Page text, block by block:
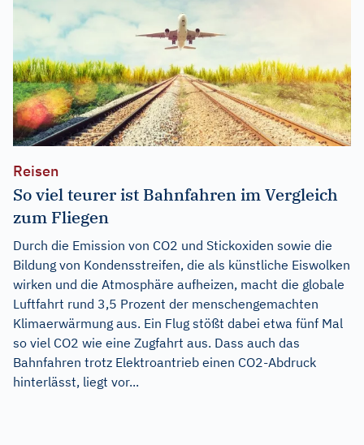
Reisen
So viel teurer ist Bahnfahren im Vergleich
zum Fliegen
Durch die Emission von CO2 und Stickoxiden sowie die
Bildung von Kondensstreifen, die als künstliche Eiswolken
wirken und die Atmosphäre aufheizen, macht die globale
Luftfahrt rund 3,5 Prozent der menschengemachten
Klimaerwärmung aus. Ein Flug stößt dabei etwa fünf Mal
so viel CO2 wie eine Zugfahrt aus. Dass auch das
Bahnfahren trotz Elektroantrieb einen CO2-Abdruck
hinterlässt, liegt vor...